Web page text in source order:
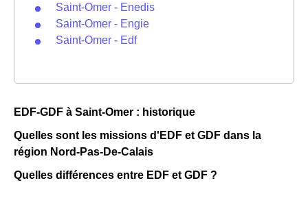
Saint-Omer - Enedis
Saint-Omer - Engie
Saint-Omer - Edf
EDF-GDF à Saint-Omer : historique
Quelles sont les missions d'EDF et GDF dans la
région Nord-Pas-De-Calais
Quelles différences entre EDF et GDF ?